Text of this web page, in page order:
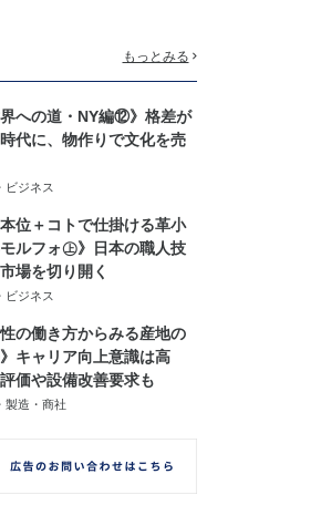
もっとみる
界への道・NY編⑫》格差が
代に、物作りで文化を売
ビジネス
本位＋コトで仕掛ける革小
ルフォ㊤》日本の職人技
場を切り開く
ビジネス
性の働き方からみる産地の
キャリア向上意識は高
価や設備改善要求も
製造・商社